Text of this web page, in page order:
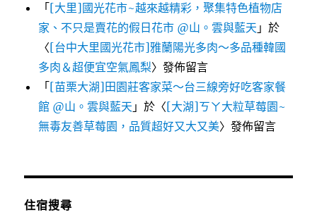
「[大里]國光花市~越來越精彩，聚集特色植物店
家、不只是賣花的假日花市 @山。雲與藍天 」於
〈[台中大里國光花市]雅蘭陽光多肉～多品種韓國
多肉＆超便宜空氣鳳梨〉發佈留言
「[苗栗大湖]田園莊客家菜～台三線旁好吃客家餐
館 @山。雲與藍天 」於〈[大湖]ㄎㄚ大粒草莓園~
無毒友善草莓園，品質超好又大又美〉發佈留言
住宿搜尋